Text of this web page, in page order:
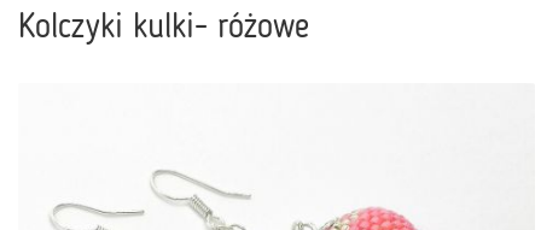
Kolczyki kulki- różowe